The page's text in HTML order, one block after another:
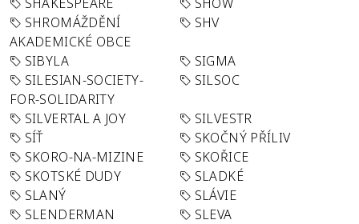
SHROMÁŽDĚNÍ
AKADEMICKÉ OBCE
SHV
SIBYLA
SIGMA
SILESIAN-SOCIETY-
FOR-SOLIDARITY
SILSOC
SILVERTAL A JOY
SILVESTR
SÍŤ
SKOČNÝ PŘÍLIV
SKORO-NA-MIZINE
SKOŘICE
SKOTSKÉ DUDY
SLADKÉ
SLANÝ
SLÁVIE
SLENDERMAN
SLEVA